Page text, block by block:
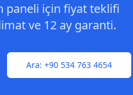
paneli için fiyat teklifi
ve 12 ay garanti.
Ara: +90 534 763 4654